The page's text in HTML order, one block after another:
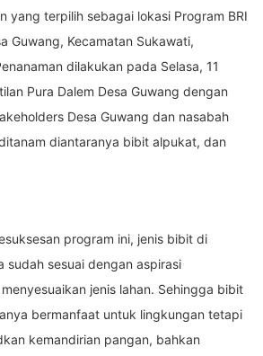
yang terpilih sebagai lokasi Program BRI
Guwang, Kecamatan Sukawati,
dilakukan pada Selasa, 11
Pura Dalem Desa Guwang dengan
Desa Guwang dan nasabah
diantaranya bibit alpukat, dan
program ini, jenis bibit di
sudah sesuai dengan aspirasi
jenis lahan. Sehingga bibit
bermanfaat untuk lingkungan tetapi
kemandirian pangan, bahkan